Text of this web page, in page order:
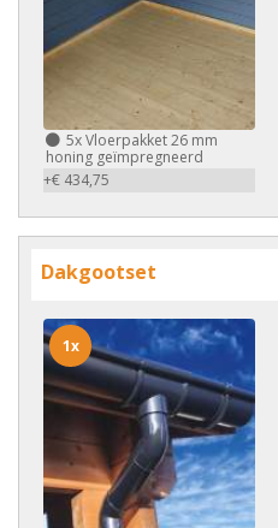
5xVloerpakket 26 mm
honing geïmpregneerd
+€ 434,75
Dakgootset
1x